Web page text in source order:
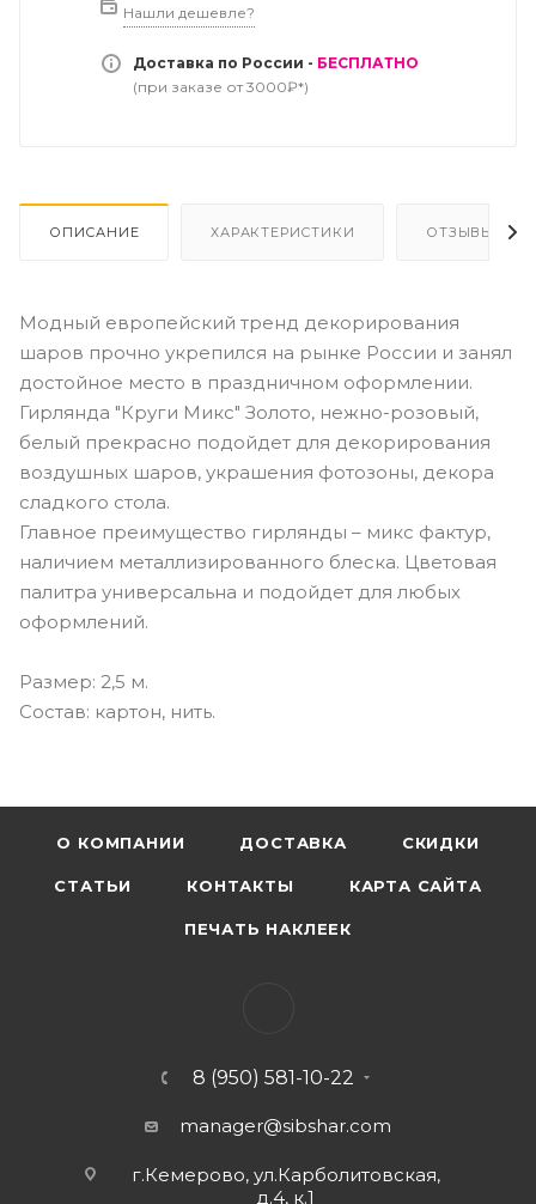
Нашли дешевле?
Доставка по России - БЕСПЛАТНО
(при заказе от 3000₽*)
ОПИСАНИЕ ХАРАКТЕРИСТИКИ ОТЗЫВЫ
Модный европейский тренд декорирования
шаров прочно укрепился на рынке России и занял
достойное место в праздничном оформлении.
Гирлянда "Круги Микс" Золото, нежно-розовый,
белый прекрасно подойдет для декорирования
воздушных шаров, украшения фотозоны, декора
сладкого стола.
Главное преимущество гирлянды – микс фактур,
наличием металлизированного блеска. Цветовая
палитра универсальна и подойдет для любых
оформлений.
Размер: 2,5 м.
Состав: картон, нить.
О КОМПАНИИ ДОСТАВКА СКИДКИ
СТАТЬИ КОНТАКТЫ КАРТА САЙТА
ПЕЧАТЬ НАКЛЕЕК
8 (950) 581-10-22
manager@sibshar.com
г.Кемерово, ул.Карболитовская,
д.4, к.1